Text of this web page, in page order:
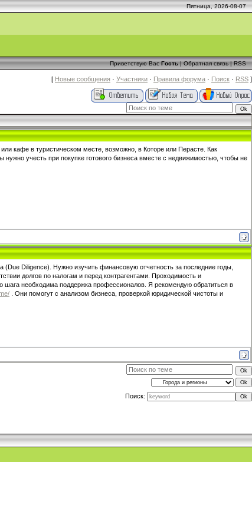
Пятница, 2026-08-07
Приветствую Вас Гость|Обратная связь|RSS
[ Новые сообщения · Участники · Правила форума · Поиск · RSS ]
кафе в туристическом месте, возможно, в Которе или Перасте. Как
учесть при покупке готового бизнеса вместе с недвижимостью, чтобы не
Diligence). Нужно изучить финансовую отчетность за последние годы,
долгов по налогам и перед контрагентами. Проходимость и
шага необходима поддержка профессионалов. Я рекомендую обратиться в
. Они помогут с анализом бизнеса, проверкой юридической чистоты и
Поиск: